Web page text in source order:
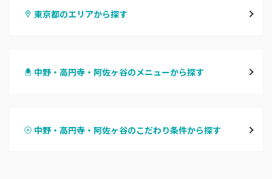
東京都のエリアから探す
中野・高円寺・阿佐ヶ谷のメニューから探す
中野・高円寺・阿佐ヶ谷のこだわり条件から探す